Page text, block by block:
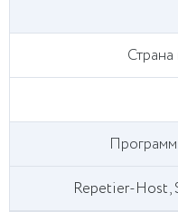
Repetier-Host,